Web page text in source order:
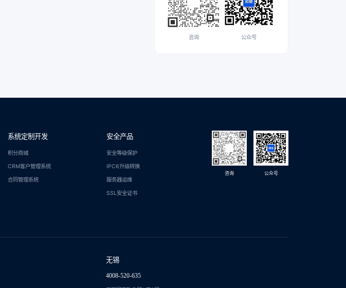
咨询 公众号
系统定制开发
积分商城
CRM客户管理系统
合同管理系统
安全产品
安全等级保护
IPC6升级转换
服务器运维
SSL安全证书
咨询 公众号
无锡
4008-520-635